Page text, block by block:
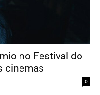
no Festival do
cinemas
0